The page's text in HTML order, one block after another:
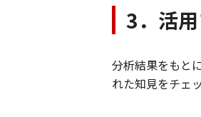
3．活
分析結果をもと
れた知見をチェ